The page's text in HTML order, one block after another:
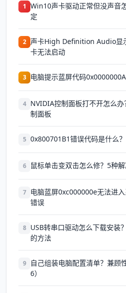
1 Win10声卡驱动正常但没声音
定
2 声卡High Definition Audio显
卡无法启动
3 电脑提示蓝屏代码
4 NVIDIA控制面板打不开怎么
制面板
5 0x800701B1错误代码是什么
6 鼠标单击变双击怎么修？5种
7 电脑蓝屏0xc000000e无法进
错误
8 USB转串口驱动怎么下载安装
的方法
9
自己组装电脑配置清单？兼顾
6）